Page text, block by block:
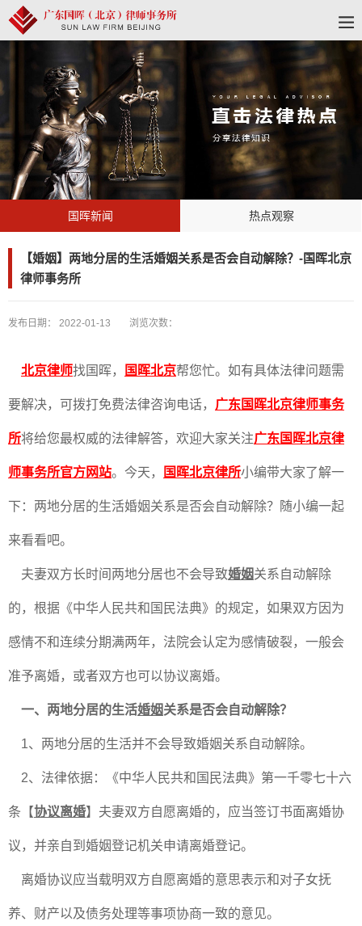
国晖新闻 热点观察
【婚姻】两地分居的生活婚姻关系是否会自动解除？-国晖北京
律师事务所
发布日期： 2022-01-13 浏览次数：
北京律师找国晖， 国晖北京帮您忙。如有具体法律问题需
要解决，可拨打免费法律咨询电话， 广东国晖北京律师事务
所将给您最权威的法律解答，欢迎大家关注广东国晖北京律
师事务所官方网站。今天， 国晖北京律所小编带大家了解一
下：两地分居的生活婚姻关系是否会自动解除？随小编一起
来看看吧。
夫妻双方长时间两地分居也不会导致婚姻关系自动解除
的，根据《中华人民共和国民法典》的规定，如果双方因为
感情不和连续分期满两年，法院会认定为感情破裂，一般会
准予离婚，或者双方也可以协议离婚。
一、两地分居的生活婚姻关系是否会自动解除？
1、两地分居的生活并不会导致婚姻关系自动解除。
2、法律依据：《中华人民共和国民法典》第一千零七十六
条【协议离婚】夫妻双方自愿离婚的，应当签订书面离婚协
议，并亲自到婚姻登记机关申请离婚登记。
离婚协议应当载明双方自愿离婚的意思表示和对子女抚
养、财产以及债务处理等事项协商一致的意见。